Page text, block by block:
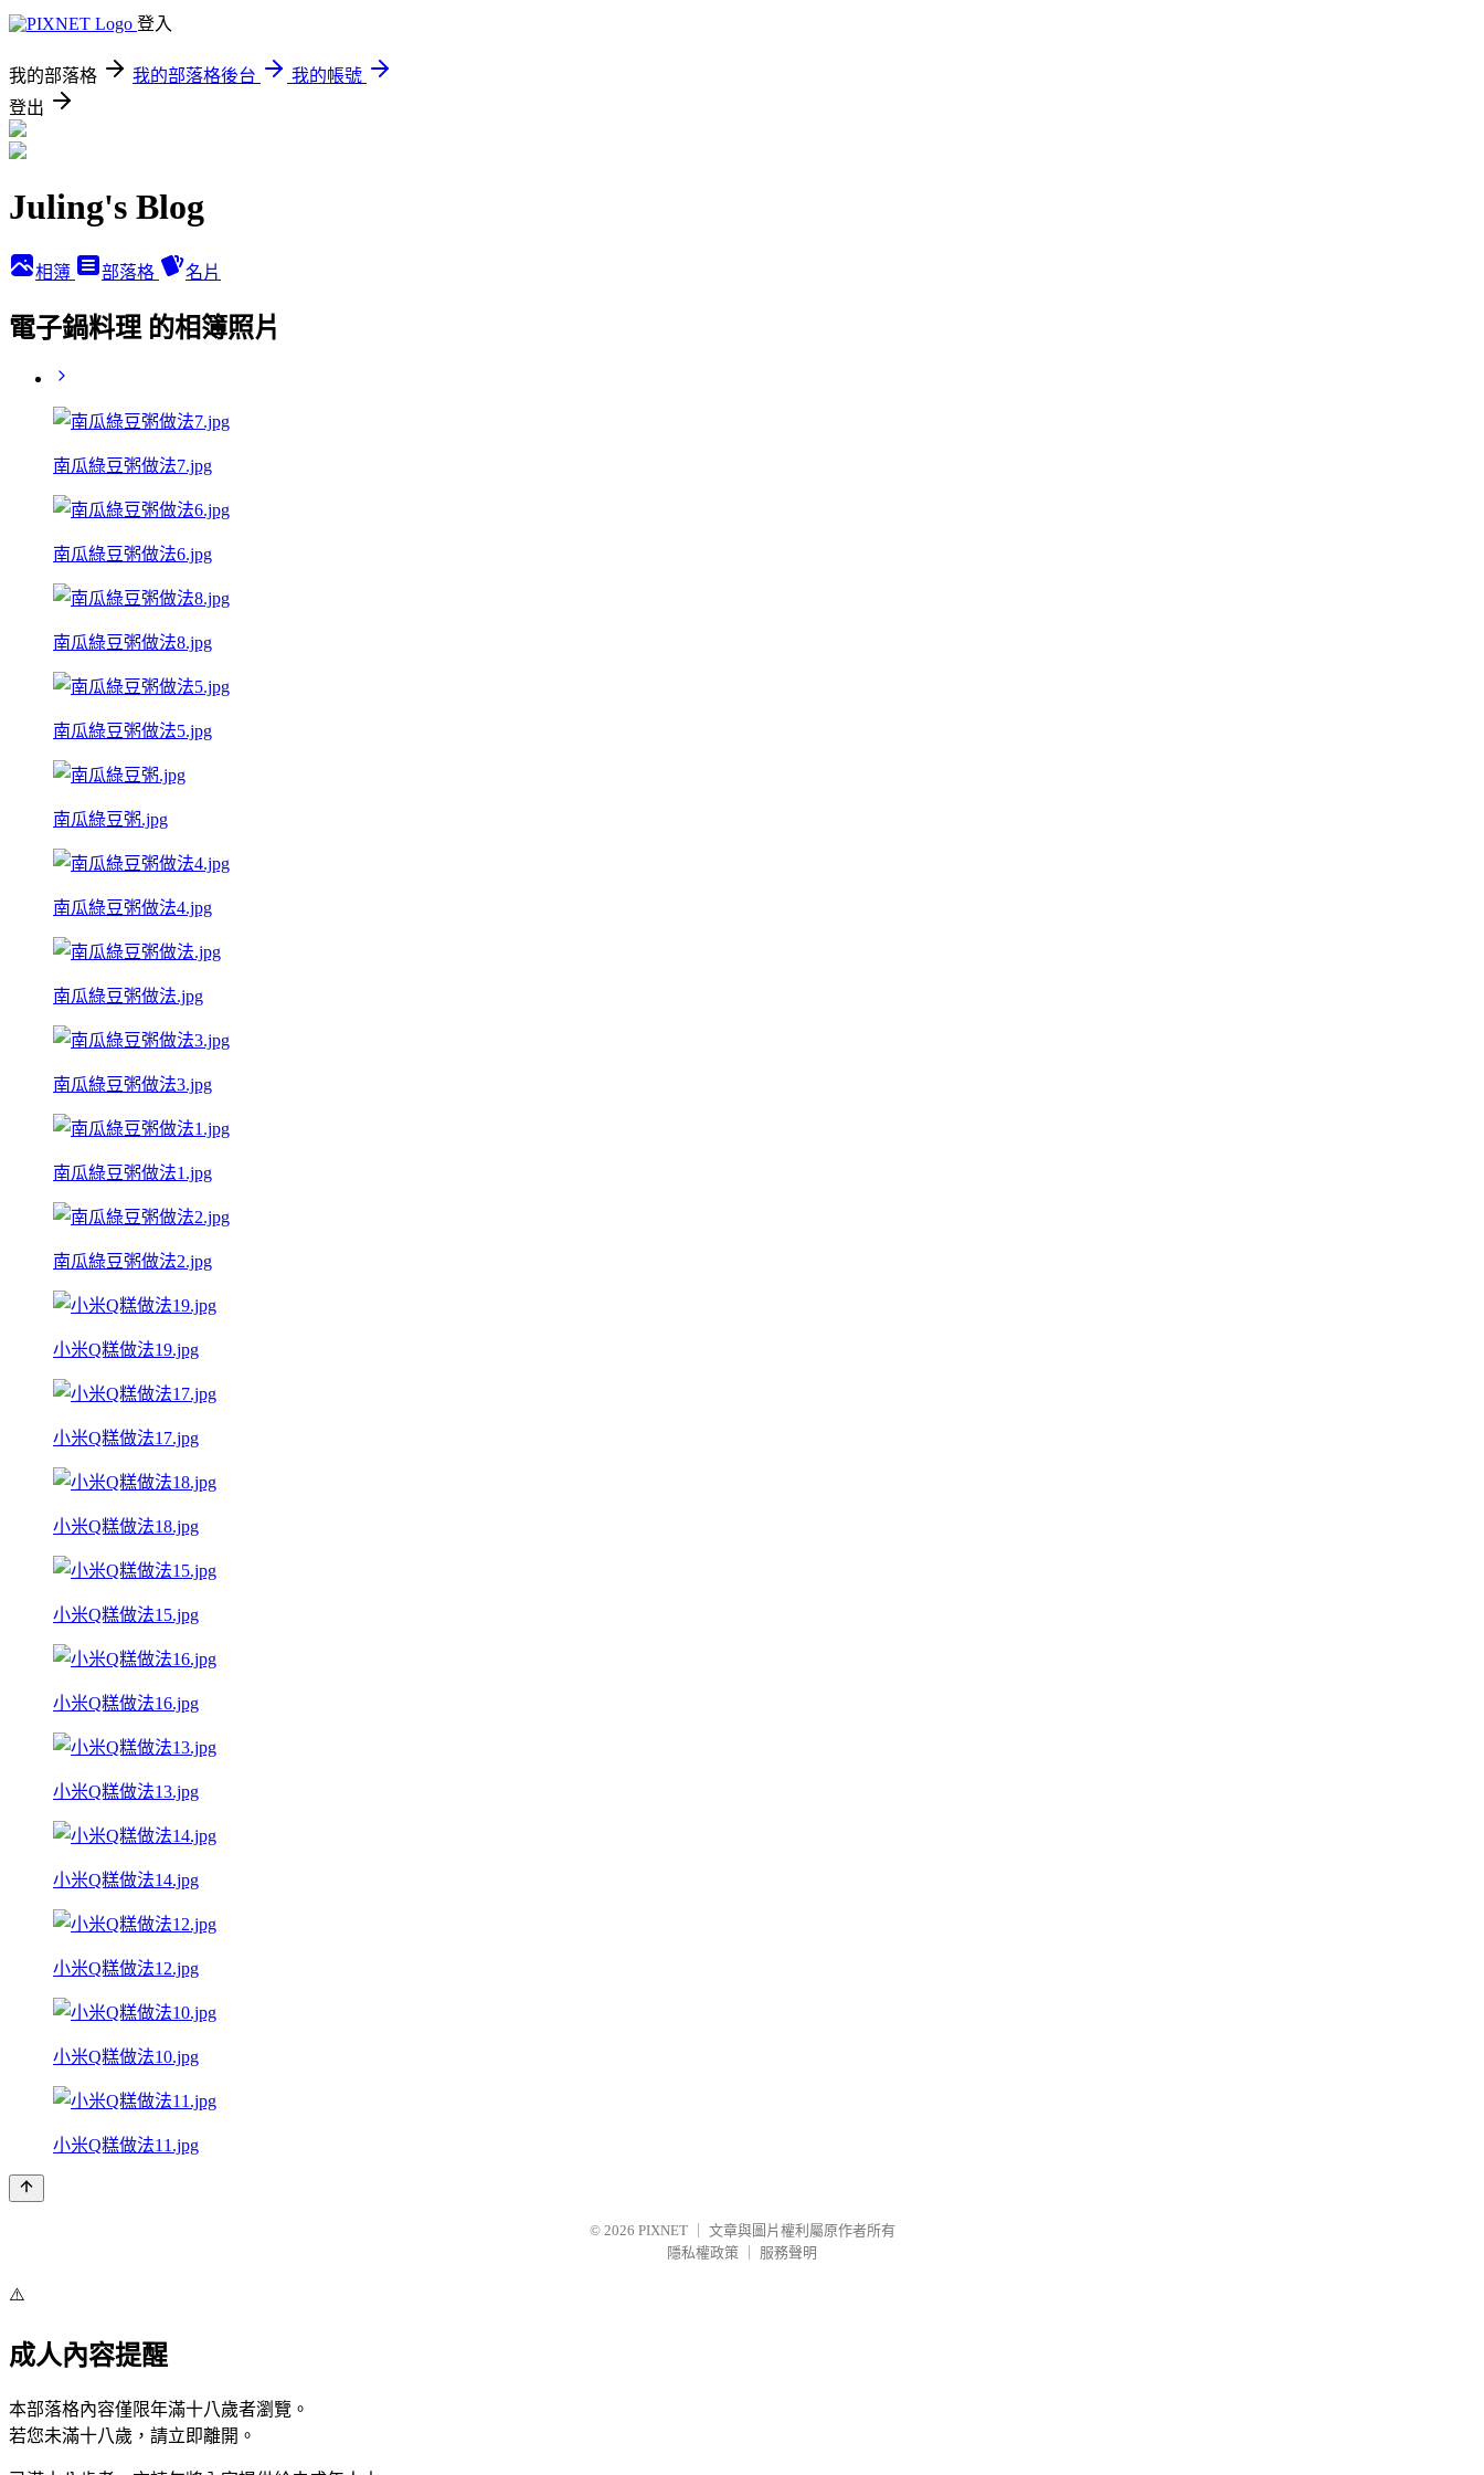
登入
我的部落格 我的部落格後台
我的帳號
登出
Juling's Blog
相簿 部落格 名片
電子鍋料理 的相簿照片
南瓜綠豆粥做法7.jpg
南瓜綠豆粥做法6.jpg
南瓜綠豆粥做法8.jpg
南瓜綠豆粥做法5.jpg
南瓜綠豆粥.jpg
南瓜綠豆粥做法4.jpg
南瓜綠豆粥做法.jpg
南瓜綠豆粥做法3.jpg
南瓜綠豆粥做法1.jpg
南瓜綠豆粥做法2.jpg
小米Q糕做法19.jpg
小米Q糕做法17.jpg
小米Q糕做法18.jpg
小米Q糕做法15.jpg
小米Q糕做法16.jpg
小米Q糕做法13.jpg
小米Q糕做法14.jpg
小米Q糕做法12.jpg
小米Q糕做法10.jpg
小米Q糕做法11.jpg
© 2026 PIXNET
文章與圖片權利屬原作者所有
隱私權政策
服務聲明
⚠️
成人內容提醒
本部落格內容僅限年滿十八歲者瀏覽。
若您未滿十八歲，請立即離開。